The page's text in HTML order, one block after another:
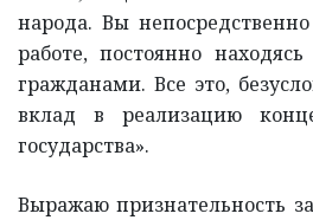
народа. Вы
работе, постоянно
гражданами. Все это,
вклад в реализацию
государства».
Выражаю признательность